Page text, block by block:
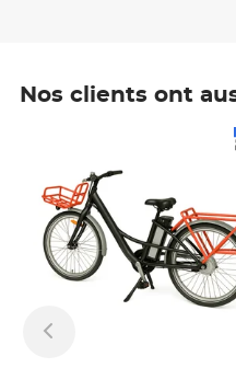
Nos clients ont